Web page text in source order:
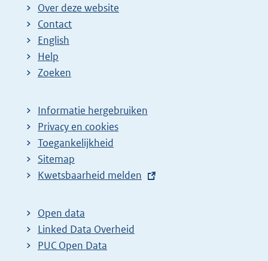
Over deze website
Contact
English
Help
Zoeken
Informatie hergebruiken
Privacy en cookies
Toegankelijkheid
Sitemap
E
t
e
r
Kwetsbaarheid melden
Open data
Linked Data Overheid
PUC Open Data